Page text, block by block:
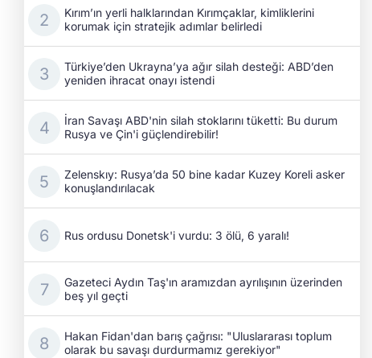
Kırım’ın yerli halklarından Kırımçaklar, kimliklerini
korumak için stratejik adımlar belirledi
Türkiye’den Ukrayna’ya ağır silah desteği: ABD’den
yeniden ihracat onayı istendi
İran Savaşı ABD'nin silah stoklarını tüketti: Bu durum
Rusya ve Çin'i güçlendirebilir!
Zelenskıy: Rusya’da 50 bine kadar Kuzey Koreli asker
konuşlandırılacak
Rus ordusu Donetsk'i vurdu: 3 ölü, 6 yaralı!
Gazeteci Aydın Taş'ın aramızdan ayrılışının üzerinden
beş yıl geçti
Hakan Fidan'dan barış çağrısı: "Uluslararası toplum
olarak bu savaşı durdurmamız gerekiyor"